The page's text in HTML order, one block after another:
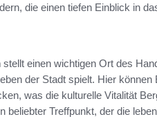
die einen tiefen Einblick in
stellt einen wichtigen Ort des
der Stadt spielt. Hier
was die kulturelle Vitalität
beliebter Treffpunkt, der die